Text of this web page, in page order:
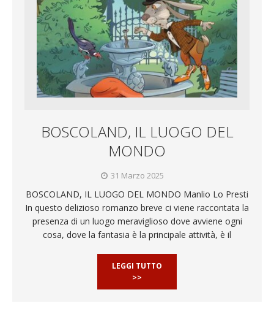
BOSCOLAND, IL LUOGO DEL
MONDO
31 Marzo 2025
BOSCOLAND, IL LUOGO DEL MONDO Manlio Lo Presti
In questo delizioso romanzo breve ci viene raccontata la
presenza di un luogo meraviglioso dove avviene ogni
cosa, dove la fantasia è la principale attività, è il
LEGGI TUTTO
>>